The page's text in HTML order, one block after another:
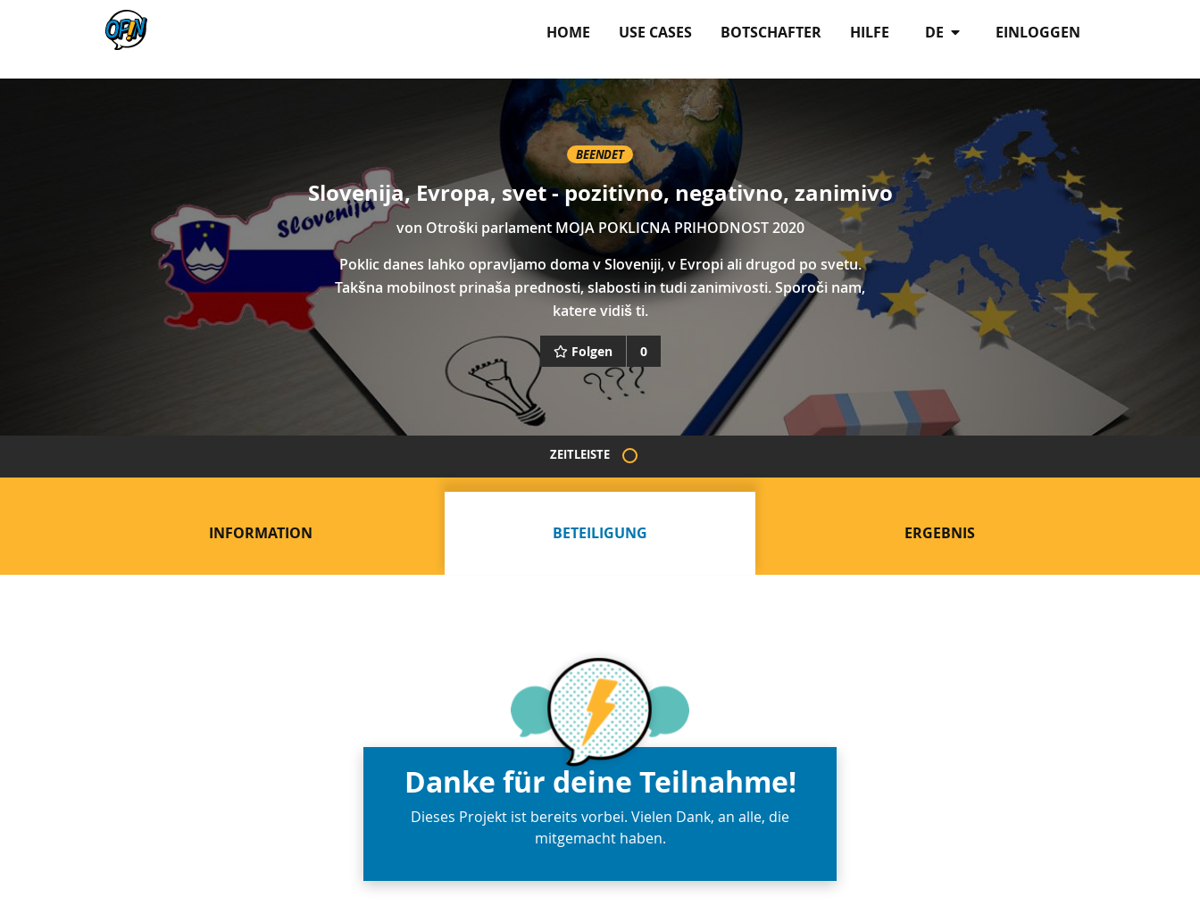
EINLOGGEN
DE
HOME USE CASES BOTSCHAFTER HILFE
BEENDET
Slovenija, Evropa, svet - pozitivno, negativno, zanimivo
von Otroški parlament MOJA POKLICNA PRIHODNOST 2020
Poklic danes lahko opravljamo doma v Sloveniji, v Evropi ali drugod po svetu.
Takšna mobilnost prinaša prednosti, slabosti in tudi zanimivosti. Sporoči nam,
katere vidiš ti.
Folgen 0
ZEITLEISTE
INFORMATION BETEILIGUNG ERGEBNIS
Danke für deine Teilnahme!
Dieses Projekt ist bereits vorbei. Vielen Dank, an alle, die
mitgemacht haben.